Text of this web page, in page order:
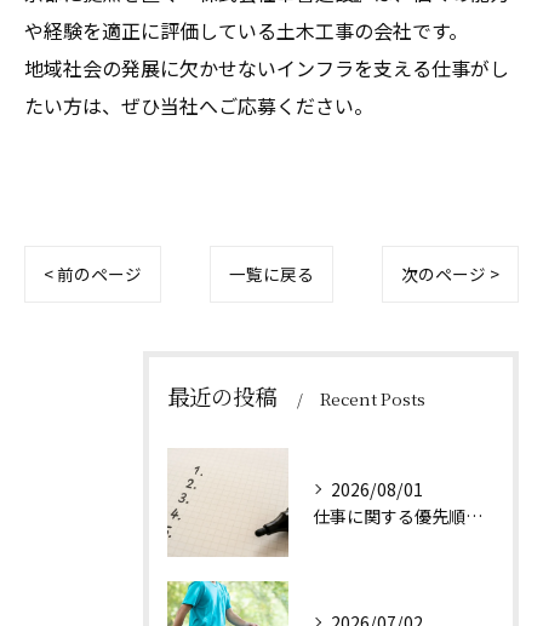
や経験を適正に評価している土木工事の会社です。
地域社会の発展に欠かせないインフラを支える仕事がし
たい方は、ぜひ当社へご応募ください。
< 前のページ 一覧に戻る 次のページ >
最近の投稿 Recent Posts
2026/08/01
仕事に関する優先順位のつけ方とは